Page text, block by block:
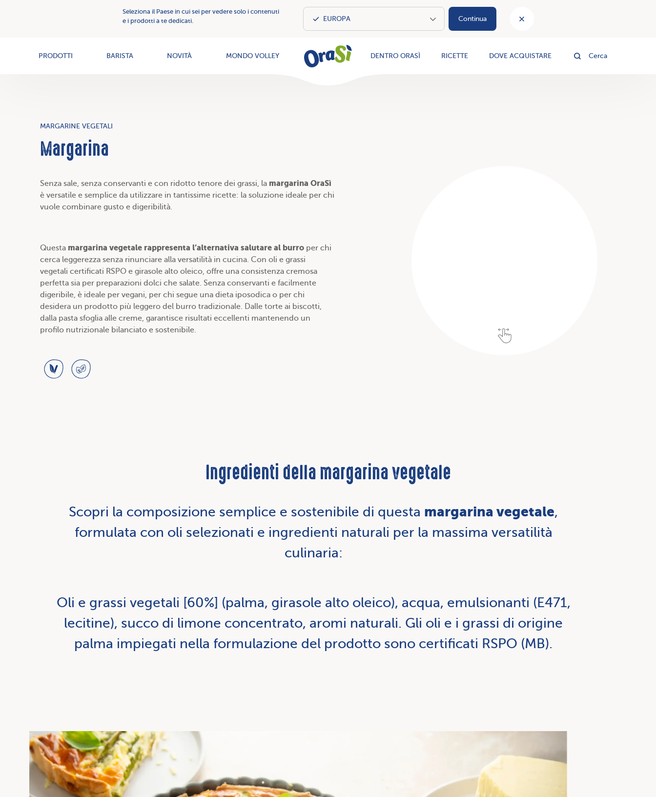
Seleziona il Paese in cui sei per vedere solo i contenuti
e i prodotti a te dedicati.
Continua
OraSì Vegetale
PRODOTTI BARISTA NOVITÀ MONDO VOLLEY DENTRO ORASÌ RICETTE DOVE ACQUISTARE Cerca
MARGARINE VEGETALI
Margarina
Senza sale, senza conservanti e con ridotto tenore dei grassi, la margarina OraSì
è versatile e semplice da utilizzare in tantissime ricette: la soluzione ideale per chi
vuole combinare gusto e digeribilità.
Questa margarina vegetale rappresenta l’alternativa salutare al burro per chi
cerca leggerezza senza rinunciare alla versatilità in cucina. Con oli e grassi
vegetali certificati RSPO e girasole alto oleico, offre una consistenza cremosa
perfetta sia per preparazioni dolci che salate. Senza conservanti e facilmente
digeribile, è ideale per vegani, per chi segue una dieta iposodica o per chi
desidera un prodotto più leggero del burro tradizionale. Dalle torte ai biscotti,
dalla pasta sfoglia alle creme, garantisce risultati eccellenti mantenendo un
profilo nutrizionale bilanciato e sostenibile.
Ingredienti della margarina vegetale
Scopri la composizione semplice e sostenibile di questa margarina vegetale,
formulata con oli selezionati e ingredienti naturali per la massima versatilità
culinaria:
Oli e grassi vegetali [60%] (palma, girasole alto oleico), acqua, emulsionanti (E471,
lecitine), succo di limone concentrato, aromi naturali. Gli oli e i grassi di origine
palma impiegati nella formulazione del prodotto sono certificati RSPO (MB).